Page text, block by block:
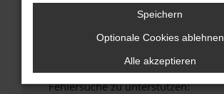
Wende dich an den
Wenn du alle oben genannten
hast, kontaktiere uns bitte. Wir
versuchen, das Problem zu
uns diesen Text schicken, um uns
Fehlersuche zu unterstützen:
Speichern
Optionale Cookies ablehnen
Alle akzeptieren